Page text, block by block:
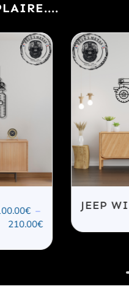
JEEP WILLYS